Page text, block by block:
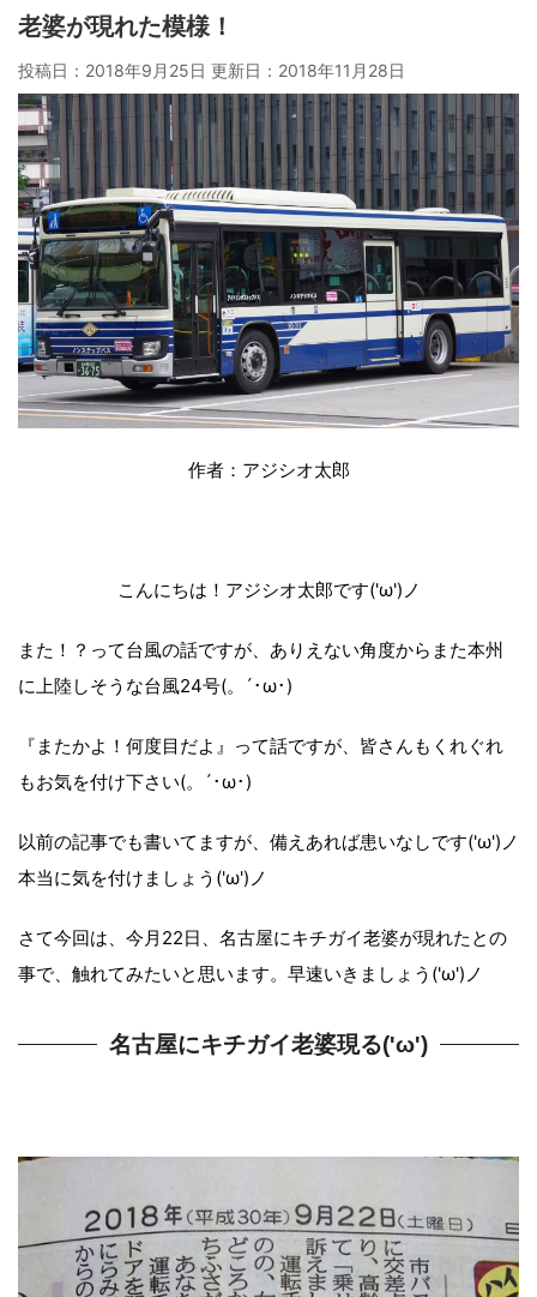
老婆が現れた模様！
投稿日：2018年9月25日 更新日： 2018年11月28日
作者：アジシオ太郎
こんにちは！アジシオ太郎です('ω')ノ
また！？って台風の話ですが、ありえない角度からまた本州
に上陸しそうな台風24号(。´･ω･)
『またかよ！何度目だよ』って話ですが、皆さんもくれぐれ
もお気を付け下さい(。´･ω･)
以前の記事でも書いてますが、備えあれば患いなしです('ω')ノ
本当に気を付けましょう('ω')ノ
さて今回は、今月22日、名古屋にキチガイ老婆が現れたとの
事で、触れてみたいと思います。早速いきましょう('ω')ノ
名古屋にキチガイ老婆現る('ω')